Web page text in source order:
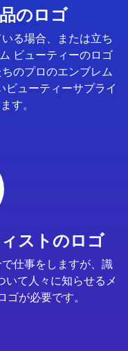
のロゴ
る場合、または立ち
ビューティーのロゴ
のプロのエンブレム
ビューティーサプライ
す。
ストのロゴ
仕事をしますが、識
いて人々に知らせるメ
が必要です。